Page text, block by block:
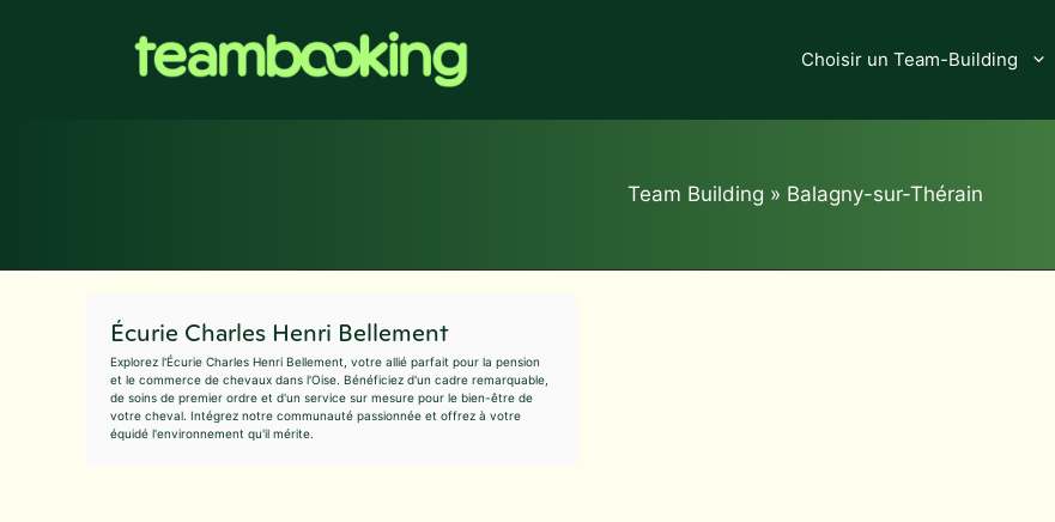
Choisir un Team-Building
Team Building » Balagny-sur-Thérain
Écurie Charles Henri Bellement
Explorez l'Écurie Charles Henri Bellement, votre allié parfait pour la pension
et le commerce de chevaux dans l'Oise. Bénéficiez d'un cadre remarquable,
de soins de premier ordre et d'un service sur mesure pour le bien-être de
votre cheval. Intégrez notre communauté passionnée et offrez à votre
équidé l'environnement qu'il mérite.